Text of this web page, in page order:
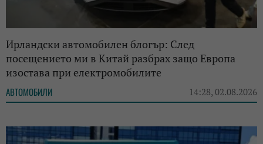
Ирландски автомобилен блогър: След
посещението ми в Китай разбрах защо Европа
изостава при електромобилите
АВТОМОБИЛИ 14:28, 02.08.2026